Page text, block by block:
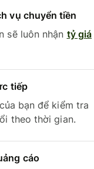
vụ chuyển tiền
sẽ luôn nhận tỷ giá
tiếp
bạn để kiểm tra
theo thời gian.
cáo